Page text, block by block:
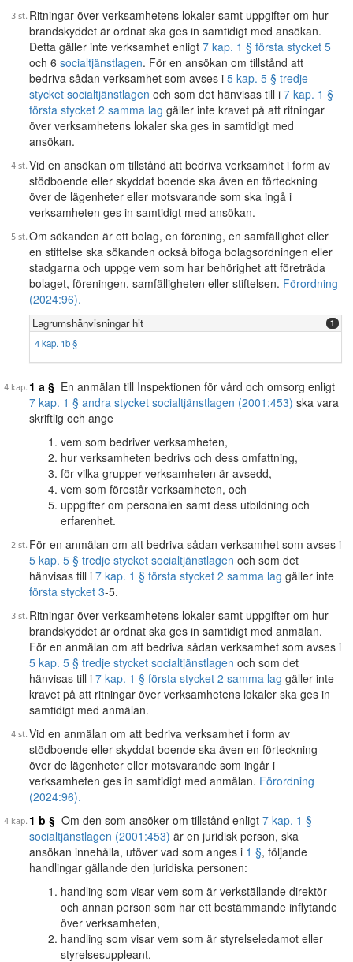
Ritningar över verksamhetens lokaler samt uppgifter om hur
brandskyddet är ordnat ska ges in samtidigt med ansökan.
Detta gäller inte verksamhet enligt 7 kap. 1 § första stycket 5
och 6 socialtjänstlagen. För en ansökan om tillstånd att
bedriva sådan verksamhet som avses i 5 kap. 5 § tredje
stycket socialtjänstlagen och som det hänvisas till i 7 kap. 1 §
första stycket 2 samma lag gäller inte kravet på att ritningar
över verksamhetens lokaler ska ges in samtidigt med
ansökan.
Vid en ansökan om tillstånd att bedriva verksamhet i form av
stödboende eller skyddat boende ska även en förteckning
över de lägenheter eller motsvarande som ska ingå i
verksamheten ges in samtidigt med ansökan.
Om sökanden är ett bolag, en förening, en samfällighet eller
en stiftelse ska sökanden också bifoga bolagsordningen eller
stadgarna och uppge vem som har behörighet att företräda
bolaget, föreningen, samfälligheten eller stiftelsen. Förordning
(2024:96).
Lagrumshänvisningar hit 1
4 kap. 1b §
1 a § En anmälan till Inspektionen för vård och omsorg enligt
7 kap. 1 § andra stycket socialtjänstlagen (2001:453) ska vara
skriftlig och ange
vem som bedriver verksamheten,
hur verksamheten bedrivs och dess omfattning,
för vilka grupper verksamheten är avsedd,
vem som förestår verksamheten, och
uppgifter om personalen samt dess utbildning och
erfarenhet.
För en anmälan om att bedriva sådan verksamhet som avses i
5 kap. 5 § tredje stycket socialtjänstlagen och som det
hänvisas till i 7 kap. 1 § första stycket 2 samma lag gäller inte
första stycket 3-5.
Ritningar över verksamhetens lokaler samt uppgifter om hur
brandskyddet är ordnat ska ges in samtidigt med anmälan.
För en anmälan om att bedriva sådan verksamhet som avses i
5 kap. 5 § tredje stycket socialtjänstlagen och som det
hänvisas till i 7 kap. 1 § första stycket 2 samma lag gäller inte
kravet på att ritningar över verksamhetens lokaler ska ges in
samtidigt med anmälan.
Vid en anmälan om att bedriva verksamhet i form av
stödboende eller skyddat boende ska även en förteckning
över de lägenheter eller motsvarande som ingår i
verksamheten ges in samtidigt med anmälan. Förordning
(2024:96).
1 b § Om den som ansöker om tillstånd enligt 7 kap. 1 §
socialtjänstlagen (2001:453) är en juridisk person, ska
ansökan innehålla, utöver vad som anges i 1 §, följande
handlingar gällande den juridiska personen:
handling som visar vem som är verkställande direktör
och annan person som har ett bestämmande inflytande
över verksamheten,
handling som visar vem som är styrelseledamot eller
styrelsesuppleant,